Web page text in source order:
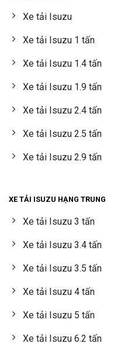
Xe tải Isuzu
Xe tải Isuzu 1 tấn
Xe tải Isuzu 1.4 tấn
Xe tải Isuzu 1.9 tấn
Xe tải Isuzu 2.4 tấn
Xe tải Isuzu 2.5 tấn
Xe tải Isuzu 2.9 tấn
XE TẢI ISUZU HẠNG TRUNG
Xe tải Isuzu 3 tấn
Xe tải Isuzu 3.4 tấn
Xe tải Isuzu 3.5 tấn
Xe tải Isuzu 4 tấn
Xe tải Isuzu 5 tấn
Xe tải Isuzu 6.2 tấn